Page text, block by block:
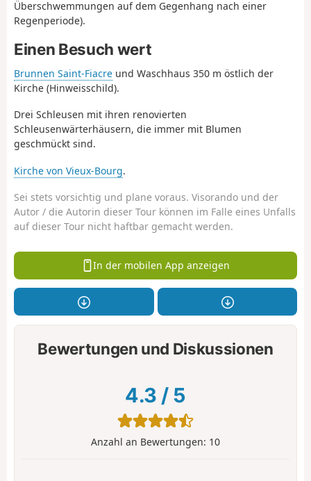
Überschwemmungen auf dem Gegenhang nach einer
Regenperiode).
Einen Besuch wert
Brunnen Saint-Fiacre und Waschhaus 350 m östlich der
Kirche (Hinweisschild).
Drei Schleusen mit ihren renovierten
Schleusenwärterhäusern, die immer mit Blumen
geschmückt sind.
Kirche von Vieux-Bourg.
Sei stets vorsichtig und plane voraus. Visorando und der
Autor / die Autorin dieser Tour können im Falle eines Unfalls
auf dieser Tour nicht haftbar gemacht werden.
In der mobilen App anzeigen
Bewertungen und Diskussionen
4.3 / 5
Anzahl an Bewertungen: 10